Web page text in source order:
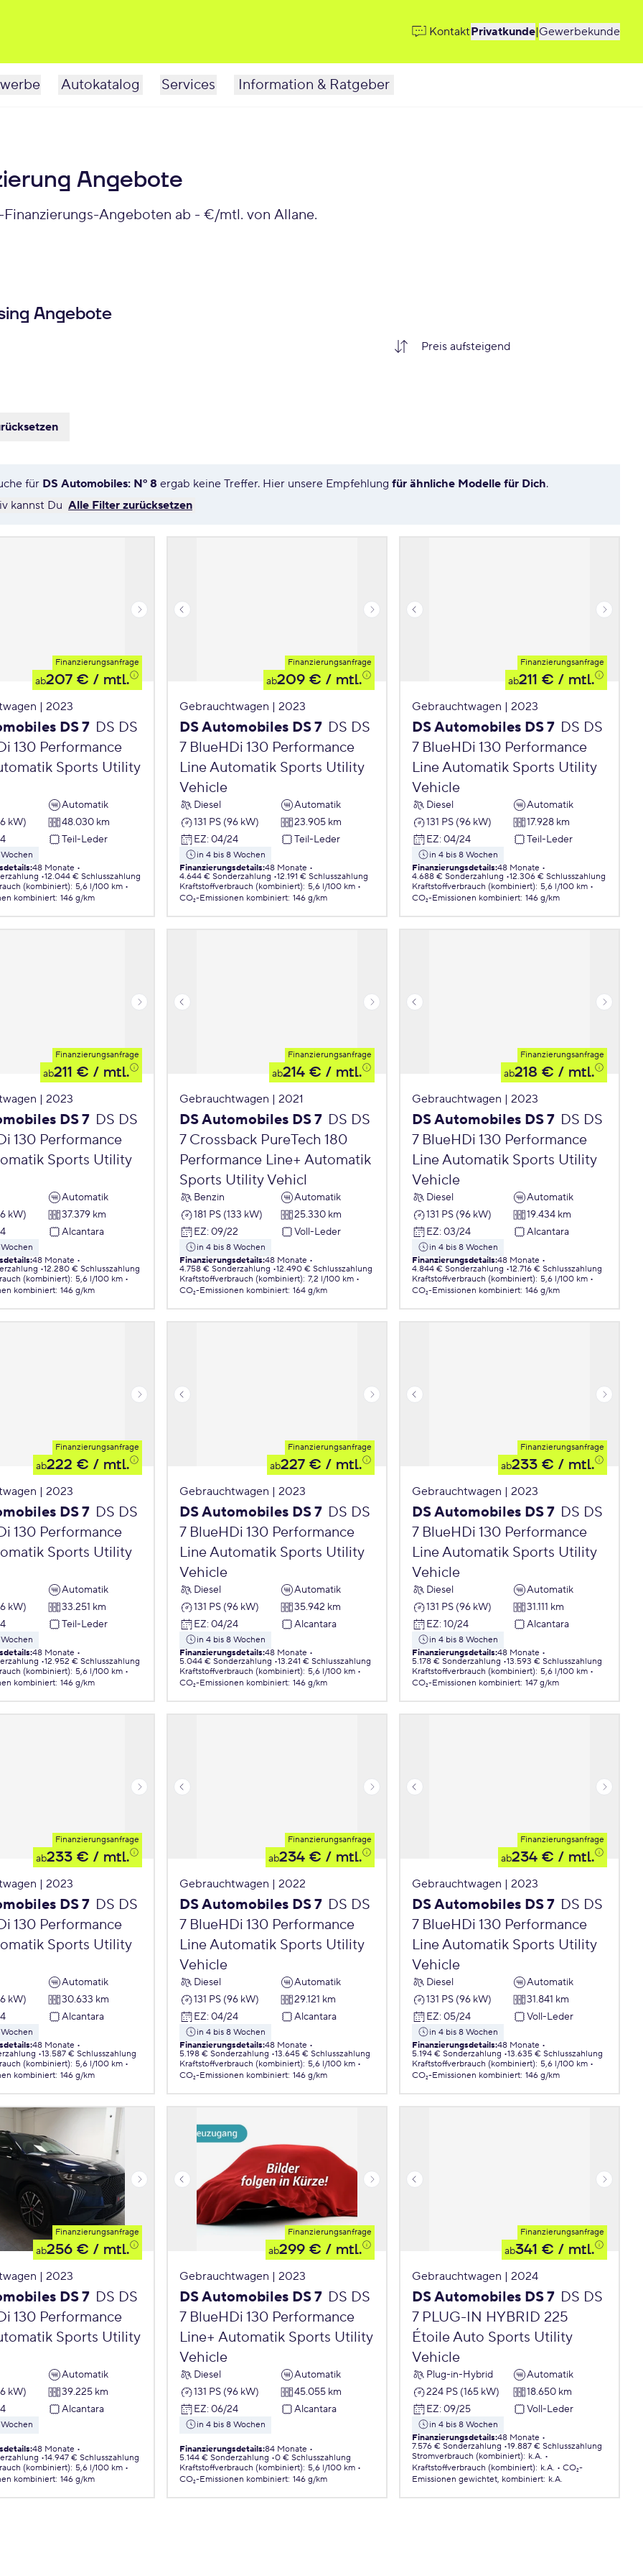
KontaktPrivatkunde|Gewerbekunde
Autokatalog Services Information & Ratgeber
Angebote
Angeboten ab - €/mtl. von Allane.
Angebote
für DS Automobiles: Nº 8 ergab keine Treffer. Hier unsere Empfehlung für ähnliche Modelle für Dich.
kannst Du Alle Filter zurücksetzen
Finanzierungsanfrage
ab207 € / mtl.
| 2023
DS 7 DS DS
130 Performance
Sports Utility
Automatik
kW)
48.030 km
Teil-Leder
:48 Monate
12.044 € Schlusszahlung
(kombiniert): 5,6 l/100 km
kombiniert: 146 g/km
Finanzierungsanfrage
ab209 € / mtl.
Gebrauchtwagen | 2023
DS Automobiles DS 7 DS DS
7 BlueHDi 130 Performance
Line Automatik Sports Utility
Vehicle
Diesel
Automatik
131 PS (96 kW)
23.905 km
EZ: 04/24 Teil-Leder
in 4 bis 8 Wochen
Finanzierungsdetails:48 Monate
4.644 € Sonderzahlung 12.191 € Schlusszahlung
Kraftstoffverbrauch (kombiniert): 5,6 l/100 km
CO₂-Emissionen kombiniert: 146 g/km
Finanzierungsanfrage
ab211 € / mtl.
Gebrauchtwagen | 2023
DS Automobiles DS 7 DS DS
7 BlueHDi 130 Performance
Line Automatik Sports Utility
Vehicle
Diesel
Automatik
131 PS (96 kW)
17.928 km
EZ: 04/24 Teil-Leder
in 4 bis 8 Wochen
Finanzierungsdetails:48 Monate
4.688 € Sonderzahlung 12.306 € Schlusszahlung
Kraftstoffverbrauch (kombiniert): 5,6 l/100 km
CO₂-Emissionen kombiniert: 146 g/km
Finanzierungsanfrage
ab211 € / mtl.
| 2023
DS 7 DS DS
130 Performance
Sports Utility
Automatik
kW)
37.379 km
Alcantara
:48 Monate
12.280 € Schlusszahlung
(kombiniert): 5,6 l/100 km
kombiniert: 146 g/km
Finanzierungsanfrage
ab214 € / mtl.
Gebrauchtwagen | 2021
DS Automobiles DS 7 DS DS
7 Crossback PureTech 180
Performance Line+ Automatik
Sports Utility Vehicl
Benzin
Automatik
181 PS (133 kW)
25.330 km
EZ: 09/22 Voll-Leder
in 4 bis 8 Wochen
Finanzierungsdetails:48 Monate
4.758 € Sonderzahlung 12.490 € Schlusszahlung
Kraftstoffverbrauch (kombiniert): 7,2 l/100 km
CO₂-Emissionen kombiniert: 164 g/km
Finanzierungsanfrage
ab218 € / mtl.
Gebrauchtwagen | 2023
DS Automobiles DS 7 DS DS
7 BlueHDi 130 Performance
Line Automatik Sports Utility
Vehicle
Diesel
Automatik
131 PS (96 kW)
19.434 km
EZ: 03/24 Alcantara
in 4 bis 8 Wochen
Finanzierungsdetails:48 Monate
4.844 € Sonderzahlung 12.716 € Schlusszahlung
Kraftstoffverbrauch (kombiniert): 5,6 l/100 km
CO₂-Emissionen kombiniert: 146 g/km
Finanzierungsanfrage
ab222 € / mtl.
| 2023
DS 7 DS DS
130 Performance
Sports Utility
Automatik
kW)
33.251 km
Teil-Leder
:48 Monate
12.952 € Schlusszahlung
(kombiniert): 5,6 l/100 km
kombiniert: 146 g/km
Finanzierungsanfrage
ab227 € / mtl.
Gebrauchtwagen | 2023
DS Automobiles DS 7 DS DS
7 BlueHDi 130 Performance
Line Automatik Sports Utility
Vehicle
Diesel
Automatik
131 PS (96 kW)
35.942 km
EZ: 04/24 Alcantara
in 4 bis 8 Wochen
Finanzierungsdetails:48 Monate
5.044 € Sonderzahlung 13.241 € Schlusszahlung
Kraftstoffverbrauch (kombiniert): 5,6 l/100 km
CO₂-Emissionen kombiniert: 146 g/km
Finanzierungsanfrage
ab233 € / mtl.
Gebrauchtwagen | 2023
DS Automobiles DS 7 DS DS
7 BlueHDi 130 Performance
Line Automatik Sports Utility
Vehicle
Diesel
Automatik
131 PS (96 kW)
31.111 km
EZ: 10/24 Alcantara
in 4 bis 8 Wochen
Finanzierungsdetails:48 Monate
5.178 € Sonderzahlung 13.593 € Schlusszahlung
Kraftstoffverbrauch (kombiniert): 5,6 l/100 km
CO₂-Emissionen kombiniert: 147 g/km
Finanzierungsanfrage
ab233 € / mtl.
| 2023
DS 7 DS DS
130 Performance
Sports Utility
Automatik
kW)
30.633 km
Alcantara
:48 Monate
13.587 € Schlusszahlung
(kombiniert): 5,6 l/100 km
kombiniert: 146 g/km
Finanzierungsanfrage
ab234 € / mtl.
Gebrauchtwagen | 2022
DS Automobiles DS 7 DS DS
7 BlueHDi 130 Performance
Line Automatik Sports Utility
Vehicle
Diesel
Automatik
131 PS (96 kW)
29.121 km
EZ: 04/24 Alcantara
in 4 bis 8 Wochen
Finanzierungsdetails:48 Monate
5.198 € Sonderzahlung 13.645 € Schlusszahlung
Kraftstoffverbrauch (kombiniert): 5,6 l/100 km
CO₂-Emissionen kombiniert: 146 g/km
Finanzierungsanfrage
ab234 € / mtl.
Gebrauchtwagen | 2023
DS Automobiles DS 7 DS DS
7 BlueHDi 130 Performance
Line Automatik Sports Utility
Vehicle
Diesel
Automatik
131 PS (96 kW)
31.841 km
EZ: 05/24 Voll-Leder
in 4 bis 8 Wochen
Finanzierungsdetails:48 Monate
5.194 € Sonderzahlung 13.635 € Schlusszahlung
Kraftstoffverbrauch (kombiniert): 5,6 l/100 km
CO₂-Emissionen kombiniert: 146 g/km
Finanzierungsanfrage
ab256 € / mtl.
| 2023
DS 7 DS DS
130 Performance
Sports Utility
Automatik
kW)
39.225 km
Alcantara
:48 Monate
14.947 € Schlusszahlung
(kombiniert): 5,6 l/100 km
kombiniert: 146 g/km
Finanzierungsanfrage
ab299 € / mtl.
Gebrauchtwagen | 2023
DS Automobiles DS 7 DS DS
7 BlueHDi 130 Performance
Line+ Automatik Sports Utility
Vehicle
Diesel
Automatik
131 PS (96 kW)
45.055 km
EZ: 06/24 Alcantara
in 4 bis 8 Wochen
Finanzierungsdetails:84 Monate
5.144 € Sonderzahlung 0 € Schlusszahlung
Kraftstoffverbrauch (kombiniert): 5,6 l/100 km
CO₂-Emissionen kombiniert: 146 g/km
Finanzierungsanfrage
ab341 € / mtl.
Gebrauchtwagen | 2024
DS Automobiles DS 7 DS DS
7 PLUG-IN HYBRID 225
Étoile Auto Sports Utility
Vehicle
Plug-in-Hybrid
Automatik
224 PS (165 kW)
18.650 km
EZ: 09/25 Voll-Leder
in 4 bis 8 Wochen
Finanzierungsdetails:48 Monate
7.576 € Sonderzahlung 19.887 € Schlusszahlung
Stromverbrauch (kombiniert): k.A.
Kraftstoffverbrauch (kombiniert): k.A.
CO₂-
Emissionen gewichtet, kombiniert: k.A.